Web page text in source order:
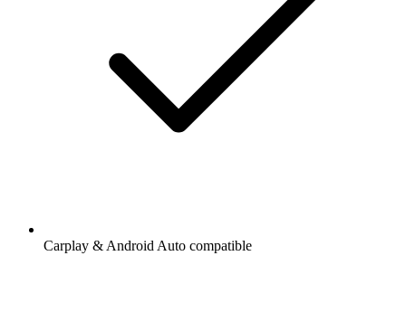
Carplay & Android Auto compatible